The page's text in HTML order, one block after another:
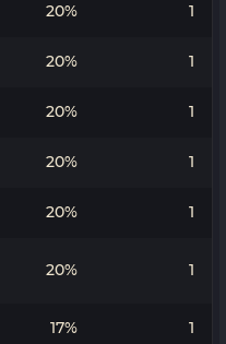
20% 1
20% 1
20% 1
20% 1
20% 1
20% 1
17% 1